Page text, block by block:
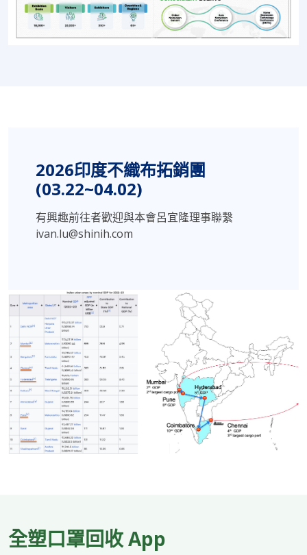
2026印度不織布拓銷團
(03.22~04.02)
有興趣前往者歡迎與本會呂宜隆理事聯繫
ivan.lu@shinih.com
全塑口罩回收 App